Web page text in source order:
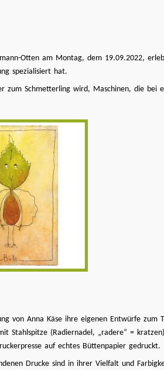
Otten am Montag, dem 19.09.2022,
spezialisiert hat.
Schmetterling wird, Maschinen, die bei
von Anna Käse ihre eigenen Entwürfe zum
(Radiernadel, „radere“ =
auf echtes Büttenpapier gedruckt.
Drucke sind in ihrer Vielfalt und